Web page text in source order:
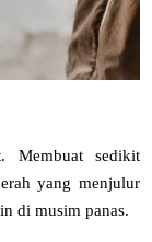
Membuat sedikit
yang menjulur
di musim panas.